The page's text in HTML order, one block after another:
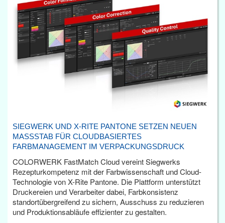
SIEGWERK UND X-RITE PANTONE SETZEN NEUEN
MASSSTAB FÜR CLOUDBASIERTES F
ARBMANAGEMENT IM VERPACKUNGSDRUCK
COLORWERK FastMatch Cloud vereint Siegwerks
Rezepturkompetenz mit der Farbwissenschaft und Cloud-
Technologie von X-Rite Pantone. Die Plattform unterstützt
Druckereien und Verarbeiter dabei, Farbkonsistenz
standortübergreifend zu sichern, Ausschuss zu reduzieren
und Produktionsabläufe effizienter zu gestalten.